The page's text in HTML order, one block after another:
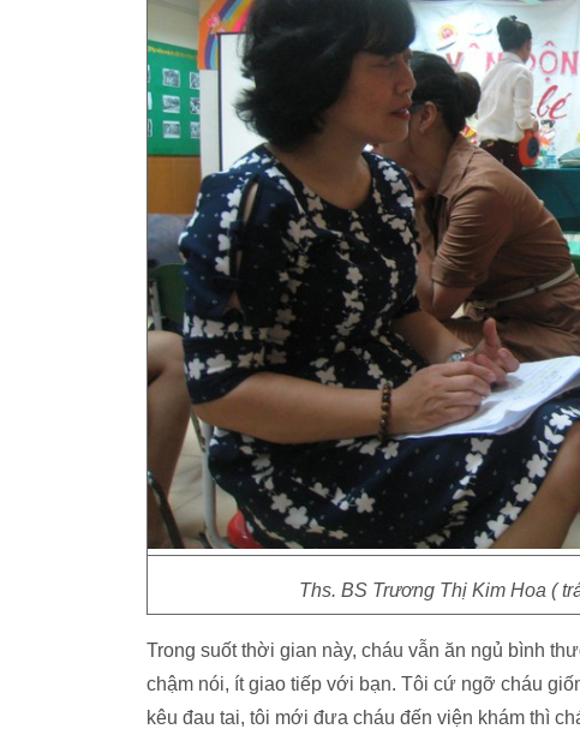
Ths. BS Trương Thị Kim Hoa (
Trong suốt thời gian này, cháu vẫn ăn ngủ bình
chậm nói, ít giao tiếp với bạn. Tôi cứ ngỡ cháu
kêu đau tai, tôi mới đưa cháu đến viện khám thì